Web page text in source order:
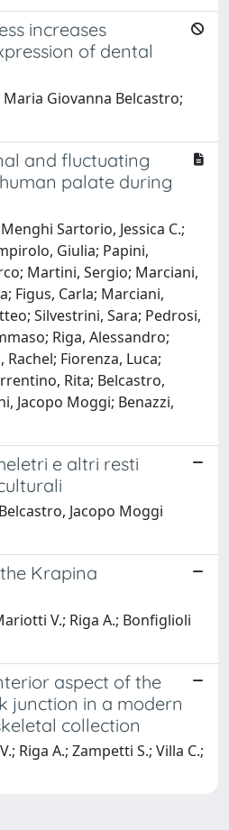
increases
of dental
Giovanna Belcastro;
and fluctuating
palate during
Sartorio, Jessica C.;
Giulia; Papini,
Martini, Sergio; Marciani,
Figus, Carla; Marciani,
Silvestrini, Sara; Pedrosi,
Riga, Alessandro;
Fiorenza, Luca;
Rita; Belcastro,
Jacopo Moggi; Benazzi,
e altri resti
Jacopo Moggi
Krapina
V.; Riga A.; Bonfiglioli
aspect of the
junction in a modern
collection
Riga A.; Zampetti S.; Villa C.;